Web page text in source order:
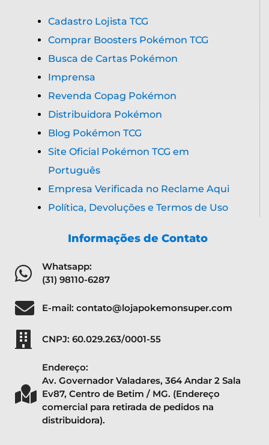
Cadastro Lojista TCG
Comprar Boosters Pokémon TCG
Busca de Cartas Pokémon
Imprensa
Revenda Copag Pokémon
Distribuidora Pokémon
Blog Pokémon TCG
Site Oficial Pokémon TCG em
Português
Empresa Verificada no Reclame Aqui
Política, Devoluções e Termos de Uso
Informações de Contato
Whatsapp:
(31) 98110-6287
E-mail: contato@lojapokemonsuper.com
CNPJ: 60.029.263/0001-55
Endereço:
Av. Governador Valadares, 364 Andar 2 Sala
Ev87, Centro de Betim / MG. (Endereço
comercial para retirada de pedidos na
distribuidora).